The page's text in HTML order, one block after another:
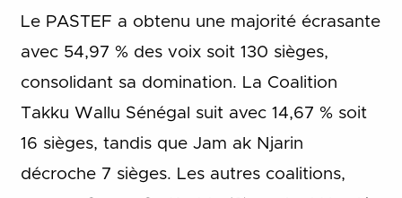
Le PASTEF a obtenu une majorité écrasante
avec 54,97 % des voix soit 130 sièges,
consolidant sa domination. La Coalition
Takku Wallu Sénégal suit avec 14,67 % soit
16 sièges, tandis que Jam ak Njarin
décroche 7 sièges. Les autres coalitions,